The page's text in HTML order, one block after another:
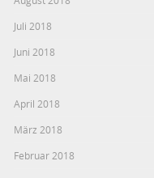
Juli 2018
Juni 2018
Mai 2018
April 2018
März 2018
Februar 2018